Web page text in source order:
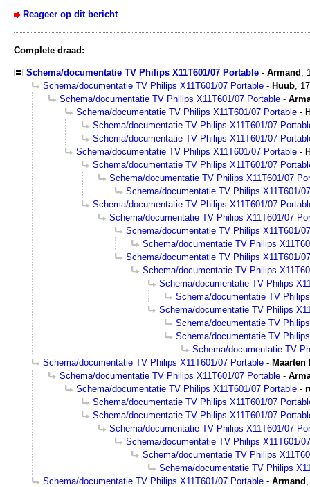
Reageer op dit bericht
Complete draad:
Schema/documentatie TV Philips X11T601/07 Portable - Armand
Schema/documentatie TV Philips X11T601/07 Portable - Huub
Schema/documentatie TV Philips X11T601/07 Portable -
Schema/documentatie TV Philips X11T601/07 Portable -
Schema/documentatie TV Philips X11T601/07
Schema/documentatie TV Philips X11T601/07
Schema/documentatie TV Philips X11T601/07 Portable -
Schema/documentatie TV Philips X11T601/07
Schema/documentatie TV Philips X11T601/07
Schema/documentatie TV Philips X11T601/
Schema/documentatie TV Philips X11T601/07
Schema/documentatie TV Philips X11T601/07
Schema/documentatie TV Philips X11T601/
Schema/documentatie TV Philips
Schema/documentatie TV Philips X11T601/
Schema/documentatie TV Philips
Schema/documentatie TV Philips
Schema/documentatie TV
Schema/documentatie TV Philips
Schema/documentatie TV
Schema/documentatie TV
Schema/documentatie TV
Schema/documentatie TV Philips X11T601/07 Portable - Maarten
Schema/documentatie TV Philips X11T601/07 Portable -
Schema/documentatie TV Philips X11T601/07 Portable -
Schema/documentatie TV Philips X11T601/07
Schema/documentatie TV Philips X11T601/07
Schema/documentatie TV Philips X11T601/07
Schema/documentatie TV Philips X11T601/
Schema/documentatie TV Philips
Schema/documentatie TV Philips
Schema/documentatie TV Philips X11T601/07 Portable - Armand